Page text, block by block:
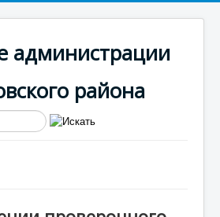
администрации
района